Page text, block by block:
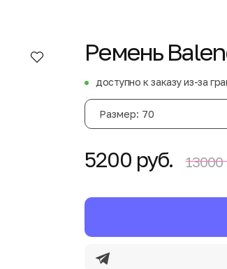
Ремень
доступно к заказу из-за
Размер: 70
5200 руб. 13000